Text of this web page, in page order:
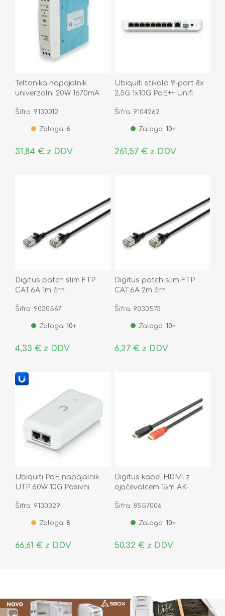
Teltonika napajalnik
univerzalni 20W 1670mA
Šifra: 9130012
Zaloga: 6
31,84 € z DDV
Ubiquiti stikalo 9-port 8x
2,5G 1x10G PoE++ Unifi
Šifra: 9104262
Zaloga: 10+
261,57 € z DDV
Digitus patch slim FTP
CAT.6A 1m črn
Šifra: 9030567
Zaloga: 10+
4,33 € z DDV
Digitus patch slim FTP
CAT.6A 2m črn
Šifra: 9030573
Zaloga: 10+
6,27 € z DDV
Ubiquiti PoE napajalnik
UTP 60W 10G Pasivni
Šifra: 9130029
Zaloga: 8
66,61 € z DDV
Digitus kabel HDMI z
ojačevalcem 15m AK-
Šifra: 8557006
Zaloga: 10+
50,32 € z DDV